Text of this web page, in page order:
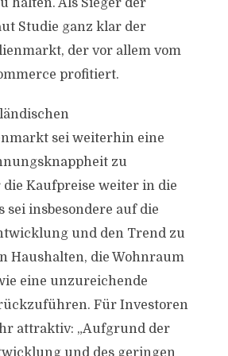
halten. Als Sieger der
Studie ganz klar der
der vor allem vom
profitiert.
sei weiterhin eine
zu
die Kaufpreise weiter in die
sei insbesondere auf die
und den Trend zu
Haushalten, die Wohnraum
eine unzureichende
Für Investoren
attraktiv: „Aufgrund der
und des geringen